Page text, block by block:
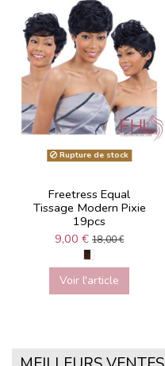
Rupture de stock
Freetress Equal
Tissage Modern Pixie
19pcs
9,00 € 18,00 €
Voir l'article